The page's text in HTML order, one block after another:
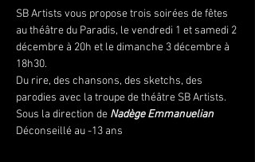
SB Artists vous propose trois soirées de fêtes
au théâtre du Paradis, le vendredi 1 et samedi 2
décembre à 20h et le dimanche 3 décembre à
18h30.
Du rire, des chansons, des sketchs, des
parodies avec la troupe de théâtre SB Artists.
Sous la direction de Nadège Emmanuelian
Déconseillé au -13 ans